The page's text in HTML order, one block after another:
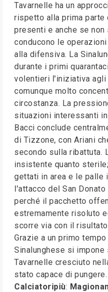
Tavarnelle ha un
rispetto alla prima parte
presenti e anche se
conducono le
alla difensiva. La
durante i primi
volentieri l'iniziativa agli
comunque molto
circostanza. La
situazioni interessanti
Bacci conclude
di Tizzone, con Ariani
secondo sulla ribattuta.
insistente quanto
gettati in area e le palle
l'attacco del San
perché il pacchetto
estremamente risoluto
scorre via con il
Grazie a un primo
Sinalunghese si impone
Tavarnelle cresciuto
stato capace di pungere.
Calciatoripiù: